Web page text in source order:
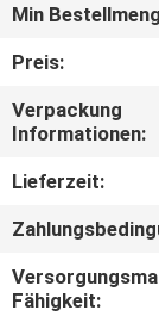
KONTAKT
MIT
Min
Preis:
Verpackung
Informationen:
Lieferzeit:
Fähigkeit: